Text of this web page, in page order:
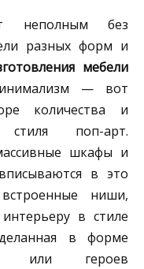
неполным без
разных форм и
мебели
— вот
количества и
поп-арт.
шкафы и
в это
ниши,
в стиле
в форме
или героев